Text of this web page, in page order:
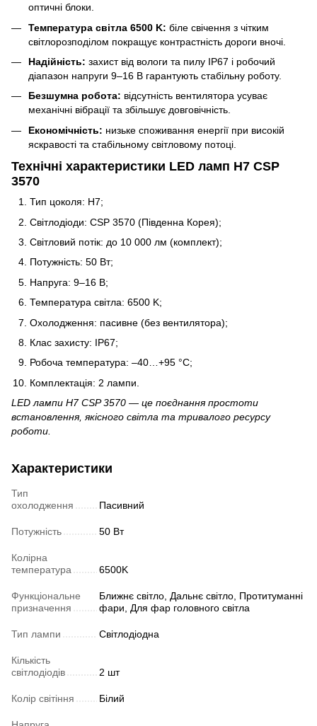
оптичні блоки.
Температура світла 6500 K: біле свічення з чітким
світлорозподілом покращує контрастність дороги вночі.
Надійність: захист від вологи та пилу IP67 і робочий
діапазон напруги 9–16 В гарантують стабільну роботу.
Безшумна робота: відсутність вентилятора усуває
механічні вібрації та збільшує довговічність.
Економічність: низьке споживання енергії при високій
яскравості та стабільному світловому потоці.
Технічні характеристики LED ламп H7 CSP
3570
Тип цоколя: H7;
Світлодіоди: CSP 3570 (Південна Корея);
Світловий потік: до 10 000 лм (комплект);
Потужність: 50 Вт;
Напруга: 9–16 В;
Температура світла: 6500 K;
Охолодження: пасивне (без вентилятора);
Клас захисту: IP67;
Робоча температура: –40…+95 °C;
Комплектація: 2 лампи.
LED лампи H7 CSP 3570 — це поєднання простоти
встановлення, якісного світла та тривалого ресурсу
роботи.
Характеристики
Тип
охолодження
Пасивний
Потужність 50 Вт
Колірна
температура
6500K
Функціональне
призначення
Ближнє світло, Дальнє світло, Протитуманні
фари, Для фар головного світла
Тип лампи Світлодіодна
Кількість
світлодіодів
2 шт
Колір світіння Білий